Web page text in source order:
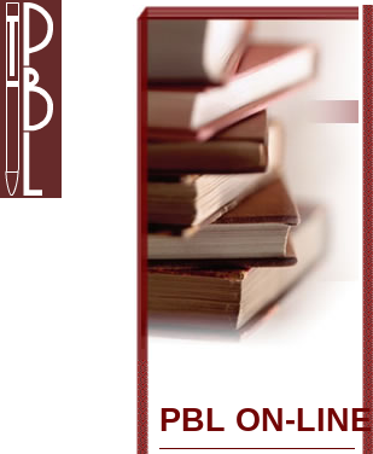
PBL ON-LINE